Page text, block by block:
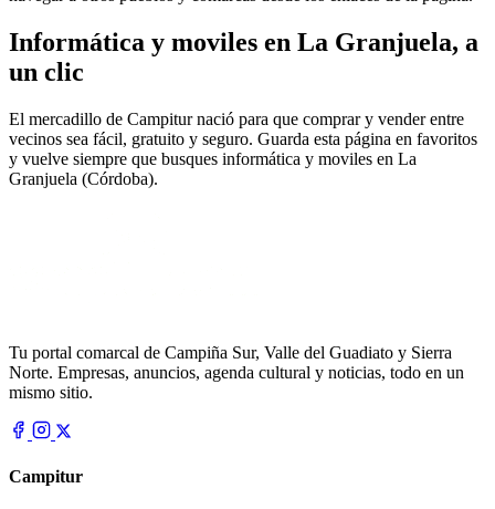
Informática y moviles en La Granjuela, a
un clic
El mercadillo de Campitur nació para que comprar y vender entre
vecinos sea fácil, gratuito y seguro. Guarda esta página en favoritos
y vuelve siempre que busques informática y moviles en La
Granjuela (Córdoba).
Tu portal comarcal de Campiña Sur, Valle del Guadiato y Sierra
Norte. Empresas, anuncios, agenda cultural y noticias, todo en un
mismo sitio.
Campitur